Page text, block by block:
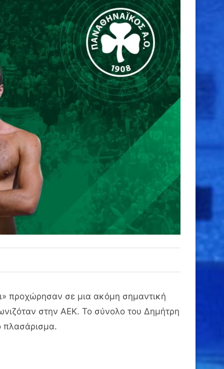
προχώρησαν σε μια ακόμη σημαντική
στην ΑΕΚ. Το σύνολο του Δημήτρη
πλασάρισμα.